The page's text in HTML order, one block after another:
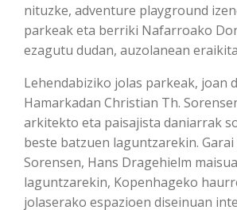
nituzke, adventure playground
parkeak eta berriki Nafarroako
ezagutu dudan, auzolanean
Lehendabiziko jolas parkeak, joan
Hamarkadan Christian Th.
arkitekto eta paisajista daniarrak
beste batzuen laguntzarekin.
Sorensen, Hans Dragehielm
laguntzarekin, Kopenhageko
jolaserako espazioen diseinuan